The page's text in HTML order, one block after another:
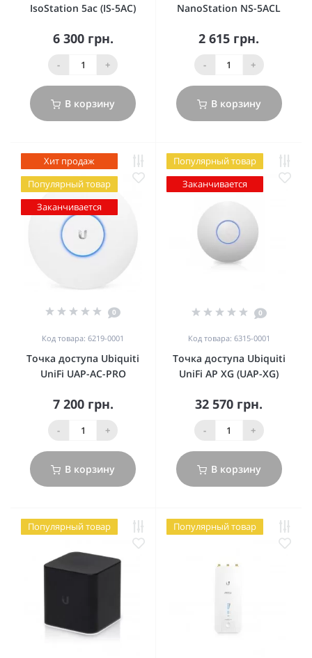
IsoStation 5ac (IS-5AC)
6 300 грн.
- +
В корзину
NanoStation NS-5ACL
2 615 грн.
- +
В корзину
Хит продаж
Популярный товар
Заканчивается
0
Код товара: 6219-0001
Точка доступа Ubiquiti
UniFi UAP-AC-PRO
7 200 грн.
- +
В корзину
Популярный товар
Заканчивается
0
Код товара: 6315-0001
Точка доступа Ubiquiti
UniFi AP XG (UAP-XG)
32 570 грн.
- +
В корзину
Популярный товар Популярный товар